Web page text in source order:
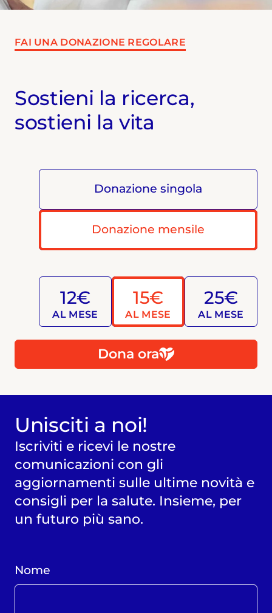
FAI UNA DONAZIONE REGOLARE
Sostieni la ricerca,
sostieni la vita
Donazione singola
Donazione mensile
12€
AL MESE
15€
AL MESE
25€
AL MESE
Dona ora
Unisciti a noi!
Iscriviti e ricevi le nostre
comunicazioni con gli
aggiornamenti sulle ultime novità e
consigli per la salute. Insieme, per
un futuro più sano.
Nome